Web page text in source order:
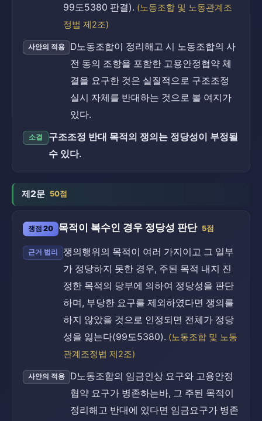
99도5380 판결). (노동조합 및 노동관계조
정법 제2조)
사안의 적용
D노동조합이 정리해고 시 노동조합의 사
전 동의 조항을 포함한 고용안정협약 체
결을 요구한 것은 실질적으로 구조조정
실시 자체를 반대하는 것으로 볼 여지가
있다.
소결
구조조정 반대 목적의 쟁의는 정당성이 부정될
수 있다.
제2문 50점
쟁점 20 목적이 복수인 경우 정당성 판단 5점
근거 법리
쟁의행위의 목적이 여러 가지이고 그 일부
가 정당하지 못한 경우, 주된 목적 내지 진
정한 목적의 당부에 의하여 정당성을 판단
하며, 부당한 요구를 제외하였다면 쟁의를
하지 않았을 것으로 인정되면 전체가 정당
성을 잃는다(99도5380). (노동조합 및 노동
관계조정법 제2조)
사안의 적용
D노동조합의 임금인상 요구와 고용안정
협약 요구가 병존하는바, 그 주된 목적이
정리해고 반대에 있다면 임금요구가 병존